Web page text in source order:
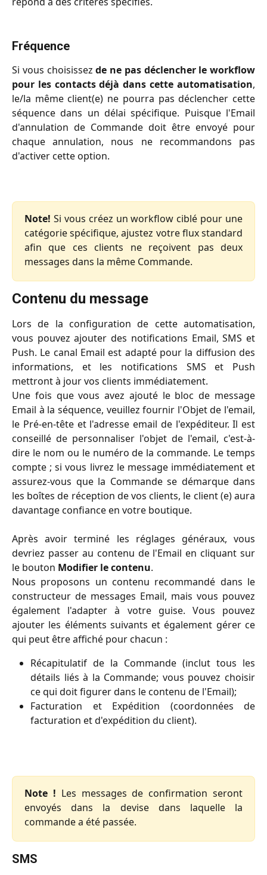
Fréquence
Si vous choisissezde ne pas déclencher le workflow
pour les contacts déjà dans cette automatisation,
le/la même client(e) ne pourra pas déclencher cette
séquence dans un délai spécifique. Puisque l'Email
d'annulation de Commande doit être envoyé pour
chaque annulation, nous ne recommandons pas
d'activer cette option.
Note! Si vous créez un workflow ciblé pour une
catégorie spécifique, ajustez votre flux standard
afin que ces clients ne reçoivent pas deux
messages dans la même Commande.
Contenu du message
Lors de la configuration de cette automatisation,
vous pouvez ajouter des notifications Email, SMS et
Push. Le canal Email est adapté pour la diffusion des
informations, et les notifications SMS et Push
mettront à jour vos clients immédiatement.
Une fois que vous avez ajouté le bloc de message
Email à la séquence, veuillez fournir l'Objet de l'email,
le Pré-en-tête et l'adresse email de l'expéditeur. Il est
conseillé de personnaliser l'objet de l'email, c'est-à-
dire le nom ou le numéro de la commande. Le temps
compte ; si vous livrez le message immédiatement et
assurez-vous que la Commande se démarque dans
les boîtes de réception de vos clients, le client (e) aura
davantage confiance en votre boutique.
Après avoir terminé les réglages généraux, vous
devriez passer au contenu de l'Email en cliquant sur
le bouton Modifier le contenu.
Nous proposons un contenu recommandé dans le
constructeur de messages Email, mais vous pouvez
également l'adapter à votre guise. Vous pouvez
ajouter les éléments suivants et également gérer ce
qui peut être affiché pour chacun :
Récapitulatif de la Commande (inclut tous les
détails liés à la Commande; vous pouvez choisir
ce qui doit figurer dans le contenu de l'Email);
Facturation et Expédition (coordonnées de
facturation et d'expédition du client).
Note ! Les messages de confirmation seront
envoyés dans la devise dans laquelle la
commande a été passée.
SMS